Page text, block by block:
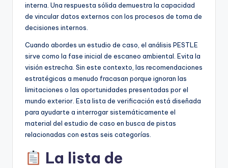
interna. Una respuesta sólida demuestra la capacidad
de vincular datos externos con los procesos de toma de
decisiones internos.
Cuando abordes un estudio de caso, el análisis PESTLE
sirve como la fase inicial de escaneo ambiental. Evita la
visión estrecha. Sin este contexto, las recomendaciones
estratégicas a menudo fracasan porque ignoran las
limitaciones o las oportunidades presentadas por el
mundo exterior. Esta lista de verificación está diseñada
para ayudarte a interrogar sistemáticamente el
material del estudio de caso en busca de pistas
relacionadas con estas seis categorías.
La lista de